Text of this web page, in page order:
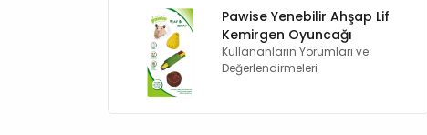
Pawise Yenebilir Ahşap Lif
Kemirgen Oyuncağı
Kullananların Yorumları ve
Değerlendirmeleri